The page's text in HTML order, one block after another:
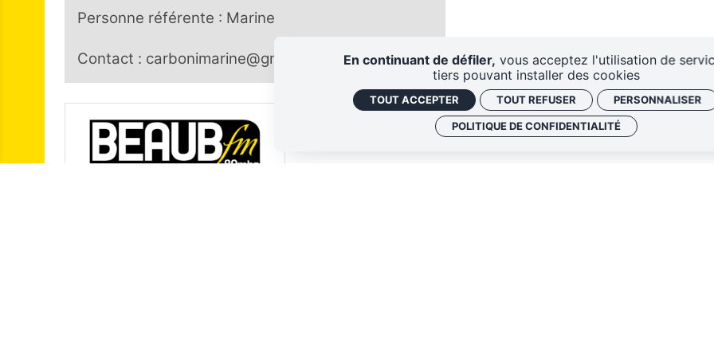
Personne référente : Marine
Contact : carbonimarine@gmail.com En continuant de défiler, vous acceptez l'utilisation de
tiers pouvant installer des cookies
TOUT ACCEPTER TOUT REFUSER PERSONNALISER
POLITIQUE DE CONFIDENTIALITÉ